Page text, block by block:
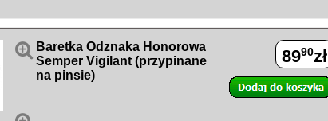
 Baretka Odznaka Honorowa
Semper Vigilant (przypinane
na pinsie)
8990zł